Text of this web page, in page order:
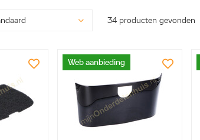
34 producten gevonden
Web aanbieding